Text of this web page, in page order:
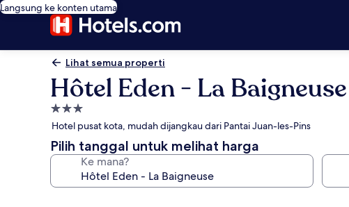
Langsung ke konten utama
Lihat semua properti
Hôtel Eden - La Baigneuse
Properti
bintang
3.0
Hotel pusat kota, mudah dijangkau dari Pantai Juan-les-Pins
Pilih tanggal untuk melihat harga
Ke mana?